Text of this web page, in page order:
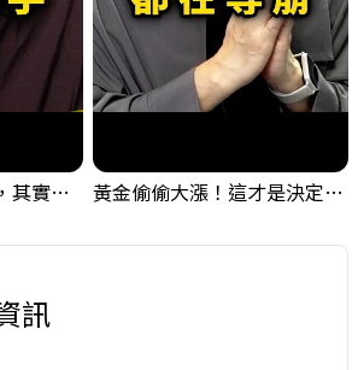
天天被9萬口空單嚇，其實你盯錯地方了｜Mr.Jimmy高志銘 #台股 #外資期貨 #融資 黃金偷偷大漲！這才是決定台股生死的「真風向球」！｜Mr.Jimmy高志銘 #黃金 #美元指數 #聯準會
訊